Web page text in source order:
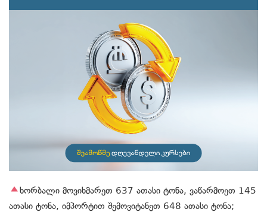
ხორბალი მოვიხმარეთ 637 ათასი ტონა, ვაწარმოეთ 145
ათასი ტონა, იმპორტით შემოვიტანეთ 648 ათასი ტონა;